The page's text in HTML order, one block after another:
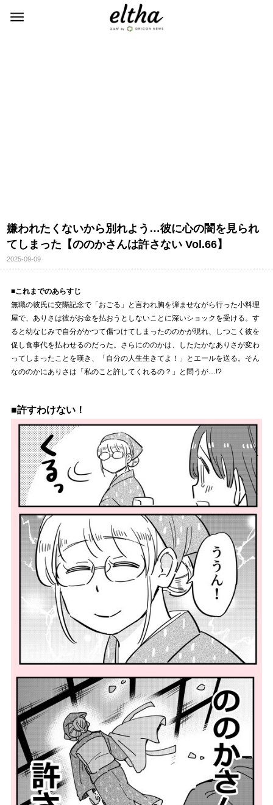
嫌われたくないから別れよう…彼に心の闇を見られ
てしまった【ののかさんは許さない Vol.66】
2025-09-09
■これまでのあらすじ
無職の彼氏に交際記念で「おごる」と言われ胸を弾ませながら行った小料理
屋で、ありさは彼がお金を払おうとしないことに深いショックを受ける。す
ると幼なじみで自分がかつて傷つけてしまったののかが現れ、しつこく彼を
促し食事代を払わせるのだった。さらにののかは、したたかなありさが変わ
ってしまったことを嘆き、「自分の人生生きてよ！」とエールを送る。そん
なののかにありさは「私のこと許してくれるの？」と問うが…!?
■許すわけない！